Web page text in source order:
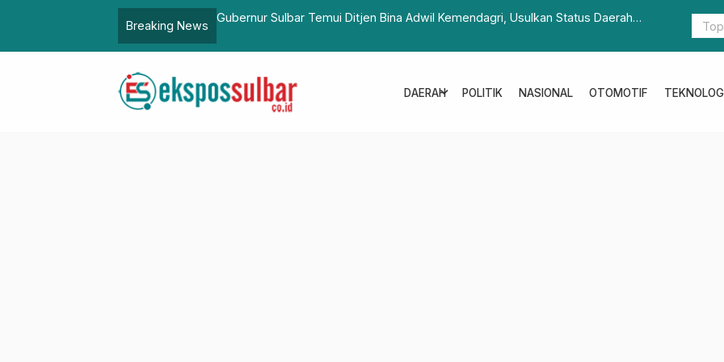
Breaking News
Gubernur Sulbar Temui Ditjen Bina Adwil Kemendagri, Usulkan Status Daerah
Gubernur
Komitmen
DAERAH
expand_more POLITIK NASIONAL OTOMOTIF